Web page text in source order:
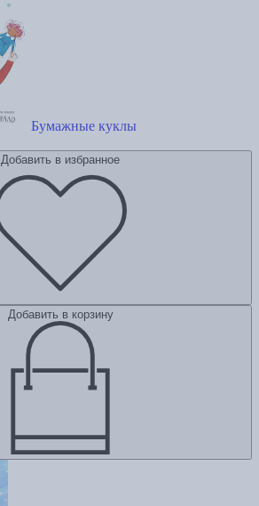
Бумажные куклы
Добавить в избранное
Добавить в корзину